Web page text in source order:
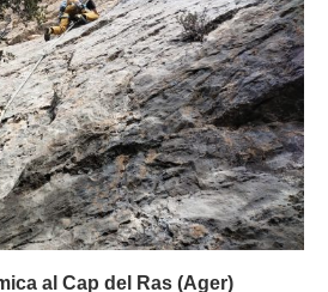
al Cap del Ras (Ager)